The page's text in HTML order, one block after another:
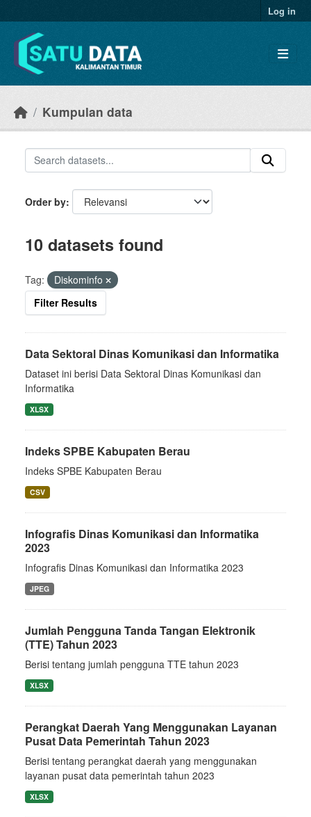
Log in
Kumpulan data
Order by
10 datasets found
Tag:
Diskominfo
Filter Results
Data Sektoral Dinas Komunikasi dan Informatika
Dataset ini berisi Data Sektoral Dinas Komunikasi dan
Informatika
XLSX
Indeks SPBE Kabupaten Berau
Indeks SPBE Kabupaten Berau
CSV
Infografis Dinas Komunikasi dan Informatika
2023
Infografis Dinas Komunikasi dan Informatika 2023
JPEG
Jumlah Pengguna Tanda Tangan Elektronik
(TTE) Tahun 2023
Berisi tentang jumlah pengguna TTE tahun 2023
XLSX
Perangkat Daerah Yang Menggunakan Layanan
Pusat Data Pemerintah Tahun 2023
Berisi tentang perangkat daerah yang menggunakan
layanan pusat data pemerintah tahun 2023
XLSX